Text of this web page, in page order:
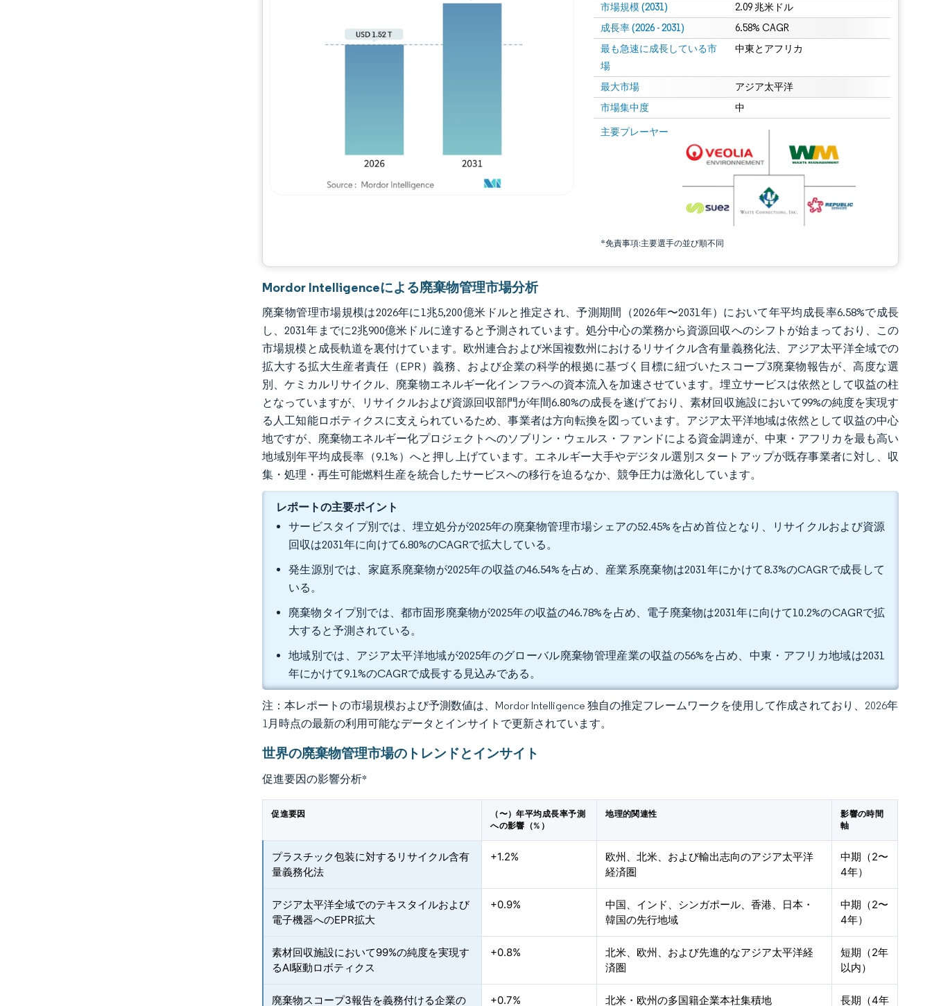
市場規模 (2031) 2.09 兆米ドル
成長率 (2026 - 2031) 6.58% CAGR
最も急速に成長している市
場
中東とアフリカ
最大市場 アジア太平洋
市場集中度 中
主要プレーヤー
*免責事項:主要選手の並び順不同
画像 © Mordor Intelligence。再利用にはCC BY 4.0の表示が必要です。
画像 © Mordor Intelligence。再利用にはCC BY 4.0の表示が必要です。
Mordor Intelligenceによる廃棄物管理市場分析
廃棄物管理市場規模は2026年に1兆5,200億米ドルと推定され、予測期間（2026年〜2031年）において年平均成長率6.58%で成長
し、2031年までに2兆900億米ドルに達すると予測されています。処分中心の業務から資源回収へのシフトが始まっており、この
市場規模と成長軌道を裏付けています。欧州連合および米国複数州におけるリサイクル含有量義務化法、アジア太平洋全域での
拡大する拡大生産者責任（EPR）義務、および企業の科学的根拠に基づく目標に紐づいたスコープ3廃棄物報告が、高度な選
別、ケミカルリサイクル、廃棄物エネルギー化インフラへの資本流入を加速させています。埋立サービスは依然として収益の柱
となっていますが、リサイクルおよび資源回収部門が年間6.80%の成長を遂げており、素材回収施設において99%の純度を実現す
る人工知能ロボティクスに支えられているため、事業者は方向転換を図っています。アジア太平洋地域は依然として収益の中心
地ですが、廃棄物エネルギー化プロジェクトへのソブリン・ウェルス・ファンドによる資金調達が、中東・アフリカを最も高い
地域別年平均成長率（9.1%）へと押し上げています。エネルギー大手やデジタル選別スタートアップが既存事業者に対し、収
集・処理・再生可能燃料生産を統合したサービスへの移行を迫るなか、競争圧力は激化しています。
レポートの主要ポイント
サービスタイプ別では、埋立処分が2025年の廃棄物管理市場シェアの52.45%を占め首位となり、リサイクルおよび資源
回収は2031年に向けて6.80%のCAGRで拡大している。
発生源別では、家庭系廃棄物が2025年の収益の46.54%を占め、産業系廃棄物は2031年にかけて8.3%のCAGRで成長して
いる。
廃棄物タイプ別では、都市固形廃棄物が2025年の収益の46.78%を占め、電子廃棄物は2031年に向けて10.2%のCAGRで拡
大すると予測されている。
地域別では、アジア太平洋地域が2025年のグローバル廃棄物管理産業の収益の56%を占め、中東・アフリカ地域は2031
年にかけて9.1%のCAGRで成長する見込みである。
注：本レポートの市場規模および予測数値は、Mordor Intelligence 独自の推定フレームワークを使用して作成されており、2026年
1月時点の最新の利用可能なデータとインサイトで更新されています。
世界の廃棄物管理市場のトレンドとインサイト
促進要因の影響分析*
促進要因
（〜）年平均成長率予測
への影響（%）
地理的関連性
影響の時間
軸
プラスチック包装に対するリサイクル含有
量義務化法
+1.2%
欧州、北米、および輸出志向のアジア太平洋
経済圏
中期（2〜
4年）
アジア太平洋全域でのテキスタイルおよび
電子機器へのEPR拡大
+0.9%
中国、インド、シンガポール、香港、日本・
韓国の先行地域
中期（2〜
4年）
素材回収施設において99%の純度を実現す
るAI駆動ロボティクス
+0.8%
北米、欧州、および先進的なアジア太平洋経
済圏
短期（2年
以内）
廃棄物スコープ3報告を義務付ける企業の
+0.7% 北米・欧州の多国籍企業本社集積地
長期（4年